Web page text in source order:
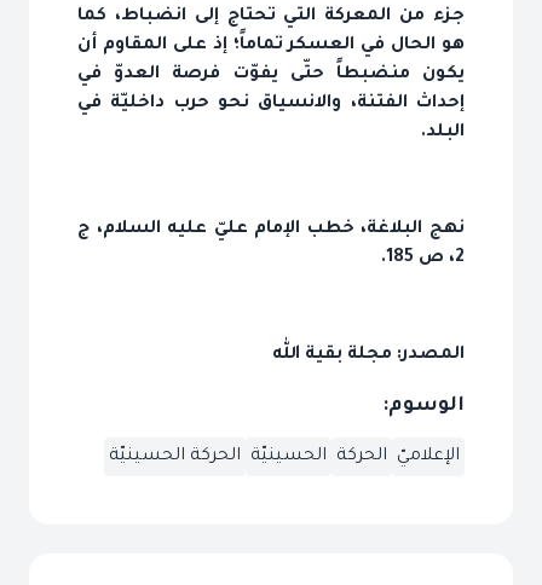
جزء من المعركة التي تحتاج إلى انضباط، كما
هو الحال في العسكر تماماً؛ إذ على المقاوم أن
يكون منضبطاً حتّى يفوّت فرصة العدوّ في
إحداث الفتنة، والانسياق نحو حرب داخليّة في
البلد.
نهج البلاغة، خطب الإمام عليّ عليه السلام، ج
2، ص 185.
المصدر: مجلة بقية الله
الوسوم:
الإعلاميّ الحركة الحسينيّة الحركة الحسينيّة